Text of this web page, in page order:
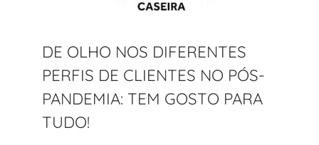
DE OLHO NOS DIFERENTES
PERFIS DE CLIENTES NO PÓS-
PANDEMIA: TEM GOSTO PARA
TUDO!